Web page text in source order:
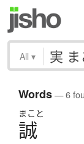
All ▾
Words— 6
まこと
誠